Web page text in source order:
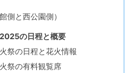
側と西公園側）
の日程と概要
祭の日程と花火情報
祭の有料観覧席